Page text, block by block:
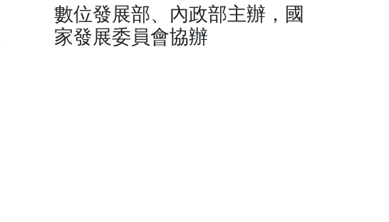
數位發展部、內政部主辦，國
家發展委員會協辦